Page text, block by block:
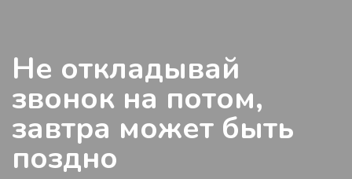
Не откладывай
звонок на потом,
завтра может быть
поздно